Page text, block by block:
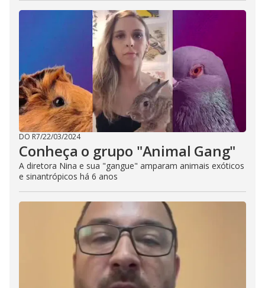
DO R7/22/03/2024
Conheça o grupo "Animal Gang"
A diretora Nina e sua "gangue" amparam animais exóticos
e sinantrópicos há 6 anos